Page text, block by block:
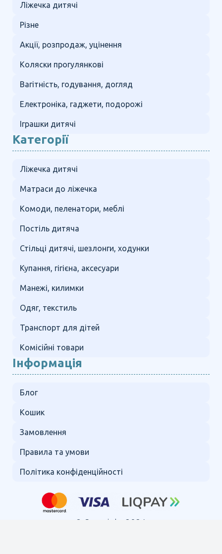
Ліжечка дитячі
Різне
Акції, розпродаж, уцінення
Коляски прогулянкові
Вагітність, годування, догляд
Електроніка, гаджети, подорожі
Іграшки дитячі
Категорії
Ліжечка дитячі
Матраси до ліжечка
Комоди, пеленатори, меблі
Постіль дитяча
Стільці дитячі, шезлонги, ходунки
Купання, гігієна, аксесуари
Манежі, килимки
Одяг, текстиль
Транспорт для дітей
Комісійні товари
Інформація
Блог
Кошик
Замовлення
Правила та умови
Політика конфіденційності
© Copyright 2024.